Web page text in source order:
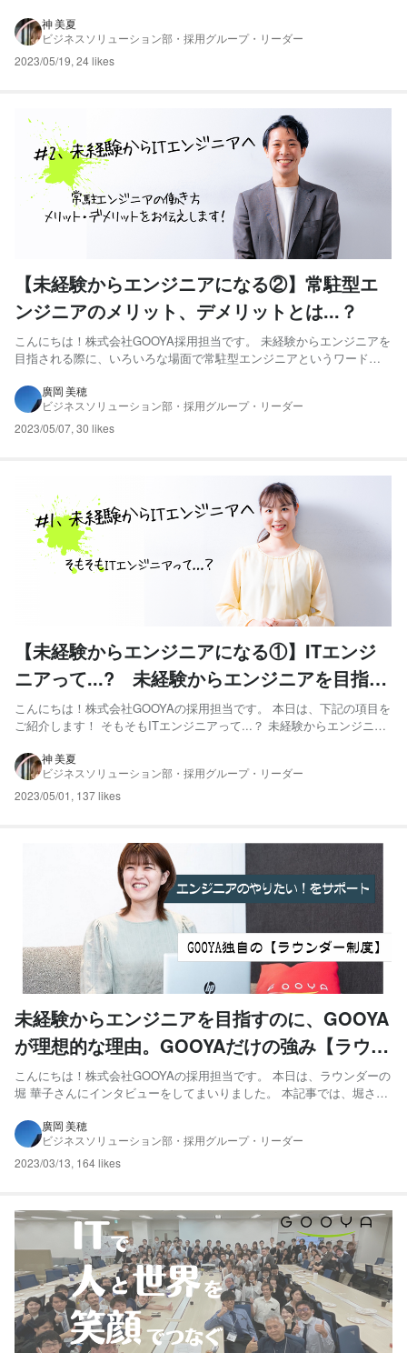
したい方」「IT業界について知りたい方」はぜひ最後までご覧くださ
い。 そもそも入社後研修とは...？ ITエンジニア...
神 美夏
ビジネスソリューション部・採用グループ・リーダー
2023/05/19, 24 likes
【未経験からエンジニアになる②】常駐型エ
ンジニアのメリット、デメリットとは...？
こんにちは！株式会社GOOYA採用担当です。 未経験からエンジニアを
目指される際に、いろいろな場面で常駐型エンジニアというワードを
ージができるけど…常駐型エンジニアって？ そんな疑問を持つ方のた
めに、常駐型エンジニアとして働くことで得られるメリット・...
廣岡 美穂
ビジネスソリューション部・採用グループ・リーダー
2023/05/07, 30 likes
【未経験からエンジニアになる①】ITエンジ
ニアって...? 未経験からエンジニアを目指す
のに理想的なキャリア形成をお伝えします。
こんにちは！株式会社GOOYAの採用担当です。 本日は、下記の項目を
ご紹介します！ そもそもITエンジニアって...？ 未経験からエンジニア
境に迷われている方」はぜひ最後までご覧ください。 そもそもITエン
ジニアって何...？どんなことをやるの？...
神 美夏
ビジネスソリューション部・採用グループ・リーダー
2023/05/01 , 137 likes
未経験からエンジニアを目指すのに、GOOYA
が理想的な理由。GOOYAだけの強み【ラウン
ダー】を紹介します！
こんにちは！株式会社GOOYAの採用担当です。 本日は、ラウンダーの
堀 華子さんにインタビューをしてまいりました。 本記事では、堀さん
のサポートをしているのかを語ってもらいました。 GOOYAの ・未経
験からのエンジニアデビューでも安心して取り組める環...
廣岡 美穂
ビジネスソリューション部・採用グループ・リーダー
2023/03/13, 164 likes